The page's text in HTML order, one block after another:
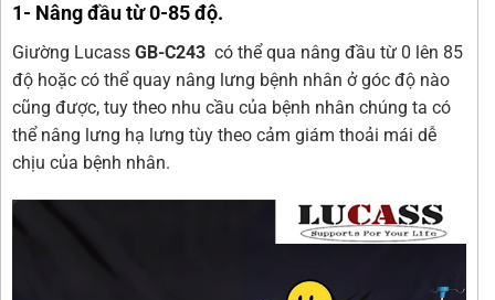
1- Nâng đầu từ 0-85 độ.
Giường Lucass GB-C243 có thể qua nâng đầu từ 0 lên 85
độ hoặc có thể quay nâng lưng bệnh nhân ở góc độ nào
cũng được, tuy theo nhu cầu của bệnh nhân chúng ta có
thể nâng lưng hạ lưng tùy theo cảm giám thoải mái dễ
chịu của bệnh nhân.